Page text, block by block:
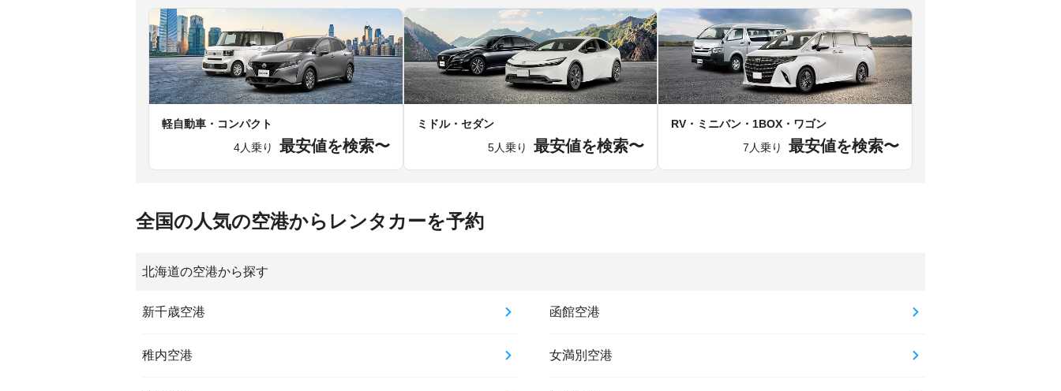
軽自動車・コンパクト
4人乗り
最安値を検索〜
ミドル・セダン
5人乗り
最安値を検索〜
RV・ミニバン・1BOX・ワゴン
7人乗り
最安値を検索〜
全国の人気の空港からレンタカーを予約
北海道の空港から探す
新千歳空港 函館空港
稚内空港 女満別空港